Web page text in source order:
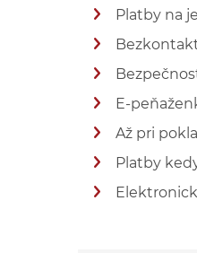
Platby na
Zobraziť viac informácií
Zobraziť viac informácií
Zobraziť viac informácií
E-
Zobraziť viac informácií
Až pri
Zobraziť viac informácií
Platby
Zobraziť viac informácií